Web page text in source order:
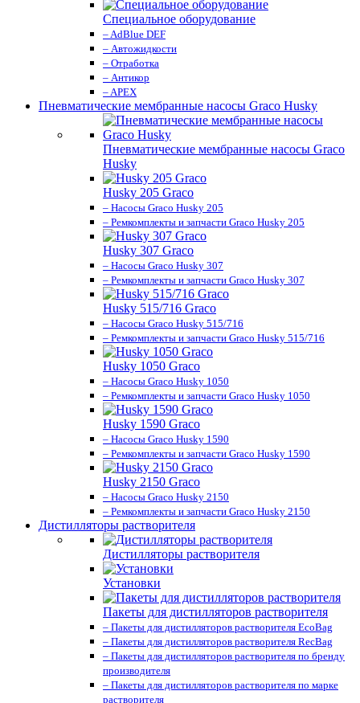
Специальное оборудование
– AdBlue DEF
– Автожидкости
– Отработка
– Антикор
– APEX
Пневматические мембранные насосы Graco Husky
Пневматические мембранные насосы Graco
Husky
Husky 205 Graco
– Насосы Graco Husky 205
– Ремкомплекты и запчасти Graco Husky 205
Husky 307 Graco
– Насосы Graco Husky 307
– Ремкомплекты и запчасти Graco Husky 307
Husky 515/716 Graco
– Насосы Graco Husky 515/716
– Ремкомплекты и запчасти Graco Husky 515/716
Husky 1050 Graco
– Насосы Graco Husky 1050
– Ремкомплекты и запчасти Graco Husky 1050
Husky 1590 Graco
– Насосы Graco Husky 1590
– Ремкомплекты и запчасти Graco Husky 1590
Husky 2150 Graco
– Насосы Graco Husky 2150
– Ремкомплекты и запчасти Graco Husky 2150
Дистилляторы растворителя
Дистилляторы растворителя
Установки
Пакеты для дистилляторов растворителя
– Пакеты для дистилляторов растворителя EcoBag
– Пакеты для дистилляторов растворителя RecBag
– Пакеты для дистилляторов растворителя по бренду
производителя
– Пакеты для дистилляторов растворителя по марке
растворителя